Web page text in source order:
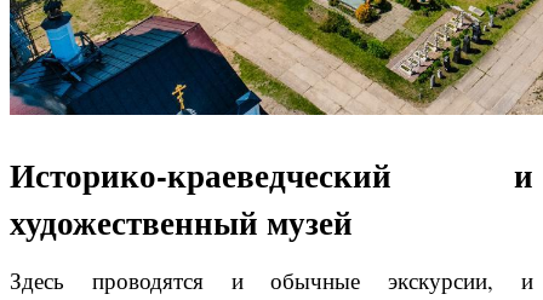
Историко-краеведческий и
художественный музей
Здесь проводятся и обычные экскурсии, и